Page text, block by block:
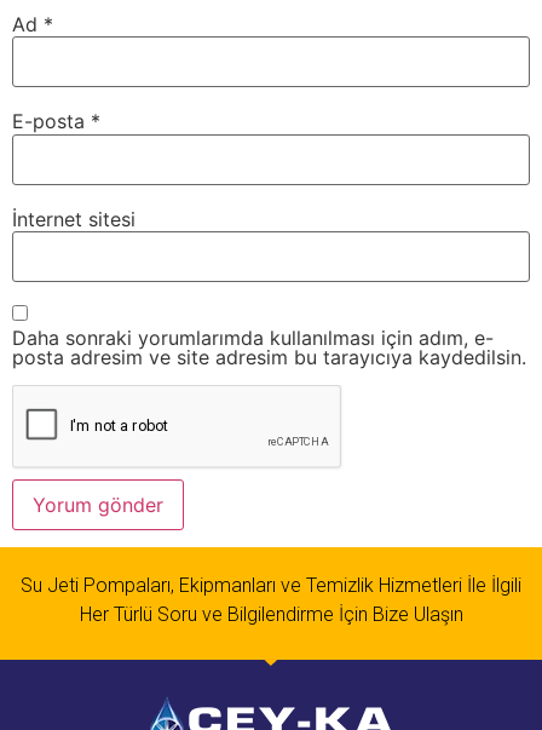
Ad *
E-posta *
İnternet sitesi
Daha sonraki yorumlarımda kullanılması için adım, e-
posta adresim ve site adresim bu tarayıcıya kaydedilsin.
Su Jeti Pompaları, Ekipmanları ve Temizlik Hizmetleri İle İlgili
Her Türlü Soru ve Bilgilendirme İçin Bize Ulaşın